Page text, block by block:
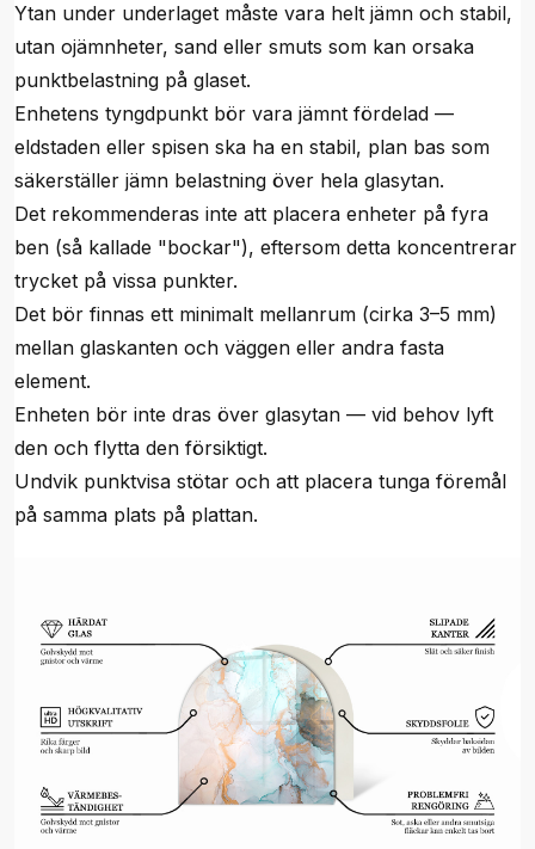
Ytan under underlaget måste vara helt jämn och stabil,
utan ojämnheter, sand eller smuts som kan orsaka
punktbelastning på glaset.
Enhetens tyngdpunkt bör vara jämnt fördelad —
eldstaden eller spisen ska ha en stabil, plan bas som
säkerställer jämn belastning över hela glasytan.
Det rekommenderas inte att placera enheter på fyra
ben (så kallade "bockar"), eftersom detta koncentrerar
trycket på vissa punkter.
Det bör finnas ett minimalt mellanrum (cirka 3–5 mm)
mellan glaskanten och väggen eller andra fasta
element.
Enheten bör inte dras över glasytan — vid behov lyft
den och flytta den försiktigt.
Undvik punktvisa stötar och att placera tunga föremål
på samma plats på plattan.